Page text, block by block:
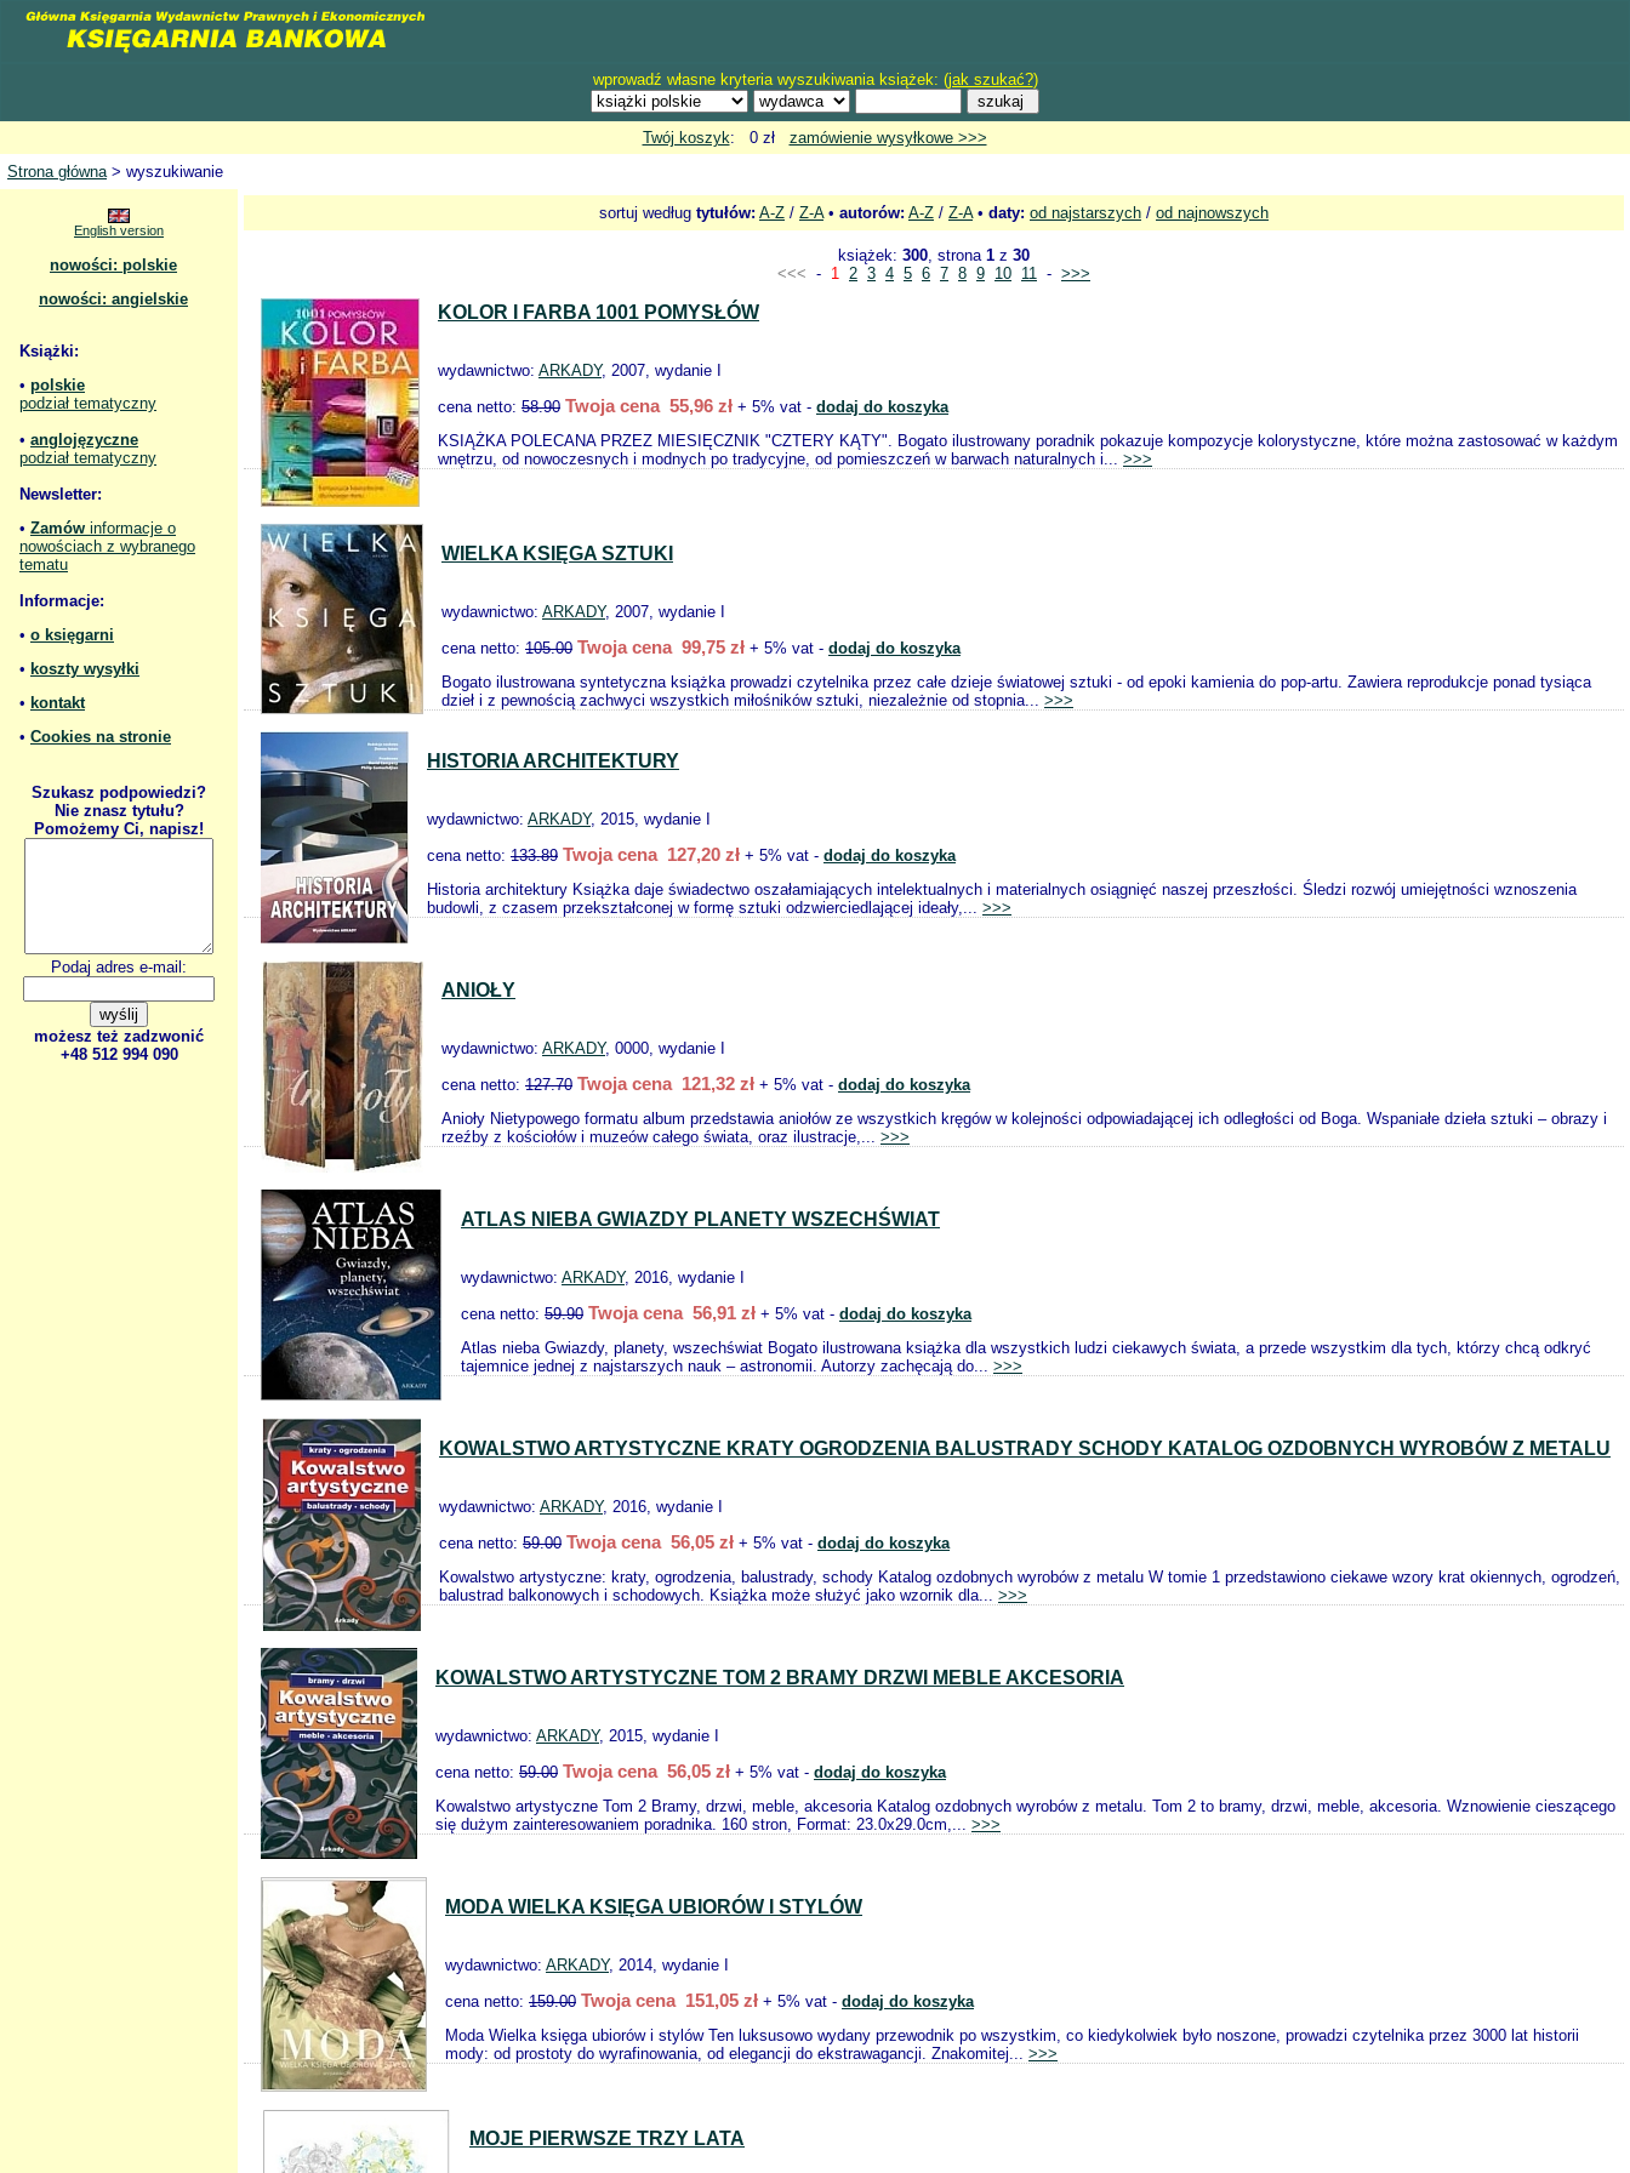
wprowadź własne kryteria wyszukiwania książek: (jak szukać?)
Twój koszyk: 0 zł zamówienie wysyłkowe >>>
Strona główna> wyszukiwanie
English version
nowości: polskie
nowości: angielskie
Książki:
• polskie
podział tematyczny
• anglojęzyczne
podział tematyczny
Newsletter:
• Zamów informacje o
nowościach z wybranego
tematu
Informacje:
• o księgarni
• koszty wysyłki
• kontakt
• Cookies na stronie
Szukasz podpowiedzi?
Nie znasz tytułu?
Pomożemy Ci, napisz!
Podaj adres e-mail:
możesz też zadzwonić
+48 512 994 090
sortuj według tytułów: A-Z / Z-A• autorów: A-Z / Z-A• daty: od najstarszych / od najnowszych
książek: 300, strona 1 z 30
<<< - 1 2 3 4 5 6 7 8 9 10 11 - >>>
KOLOR I FARBA 1001 POMYSŁÓW
wydawnictwo: ARKADY, 2007, wydanie I
cena netto: 58.90 Twoja cena 55,96 zł + 5% vat - dodaj do koszyka
KSIĄŻKA POLECANA PRZEZ MIESIĘCZNIK "CZTERY KĄTY". Bogato ilustrowany poradnik pokazuje kompozycje kolorystyczne, które można zastosować w każdym
wnętrzu, od nowoczesnych i modnych po tradycyjne, od pomieszczeń w barwach naturalnych i... >>>
WIELKA KSIĘGA SZTUKI
wydawnictwo: ARKADY, 2007, wydanie I
cena netto: 105.00 Twoja cena 99,75 zł + 5% vat - dodaj do koszyka
Bogato ilustrowana syntetyczna książka prowadzi czytelnika przez całe dzieje światowej sztuki - od epoki kamienia do pop-artu. Zawiera reprodukcje ponad tysiąca
dzieł i z pewnością zachwyci wszystkich miłośników sztuki, niezależnie od stopnia... >>>
HISTORIA ARCHITEKTURY
wydawnictwo: ARKADY, 2015, wydanie I
cena netto: 133.89 Twoja cena 127,20 zł + 5% vat - dodaj do koszyka
Historia architektury Książka daje świadectwo oszałamiających intelektualnych i materialnych osiągnięć naszej przeszłości. Śledzi rozwój umiejętności wznoszenia
budowli, z czasem przekształconej w formę sztuki odzwierciedlającej ideały,... >>>
ANIOŁY
wydawnictwo: ARKADY, 0000, wydanie I
cena netto: 127.70 Twoja cena 121,32 zł + 5% vat - dodaj do koszyka
Anioły Nietypowego formatu album przedstawia aniołów ze wszystkich kręgów w kolejności odpowiadającej ich odległości od Boga. Wspaniałe dzieła sztuki – obrazy i
rzeźby z kościołów i muzeów całego świata, oraz ilustracje,... >>>
ATLAS NIEBA GWIAZDY PLANETY WSZECHŚWIAT
wydawnictwo: ARKADY, 2016, wydanie I
cena netto: 59.90 Twoja cena 56,91 zł + 5% vat - dodaj do koszyka
Atlas nieba Gwiazdy, planety, wszechświat Bogato ilustrowana książka dla wszystkich ludzi ciekawych świata, a przede wszystkim dla tych, którzy chcą odkryć
tajemnice jednej z najstarszych nauk – astronomii. Autorzy zachęcają do... >>>
KOWALSTWO ARTYSTYCZNE KRATY OGRODZENIA BALUSTRADY SCHODY KATALOG OZDOBNYCH WYROBÓW Z METALU
wydawnictwo: ARKADY, 2016, wydanie I
cena netto: 59.00 Twoja cena 56,05 zł + 5% vat - dodaj do koszyka
Kowalstwo artystyczne: kraty, ogrodzenia, balustrady, schody Katalog ozdobnych wyrobów z metalu W tomie 1 przedstawiono ciekawe wzory krat okiennych, ogrodzeń,
balustrad balkonowych i schodowych. Książka może służyć jako wzornik dla... >>>
KOWALSTWO ARTYSTYCZNE TOM 2 BRAMY DRZWI MEBLE AKCESORIA
wydawnictwo: ARKADY, 2015, wydanie I
cena netto: 59.00 Twoja cena 56,05 zł + 5% vat - dodaj do koszyka
Kowalstwo artystyczne Tom 2 Bramy, drzwi, meble, akcesoria Katalog ozdobnych wyrobów z metalu. Tom 2 to bramy, drzwi, meble, akcesoria. Wznowienie cieszącego
się dużym zainteresowaniem poradnika. 160 stron, Format: 23.0x29.0cm,... >>>
MODA WIELKA KSIĘGA UBIORÓW I STYLÓW
wydawnictwo: ARKADY, 2014, wydanie I
cena netto: 159.00 Twoja cena 151,05 zł + 5% vat - dodaj do koszyka
Moda Wielka księga ubiorów i stylów Ten luksusowo wydany przewodnik po wszystkim, co kiedykolwiek było noszone, prowadzi czytelnika przez 3000 lat historii
mody: od prostoty do wyrafinowania, od elegancji do ekstrawagancji. Znakomitej... >>>
MOJE PIERWSZE TRZY LATA